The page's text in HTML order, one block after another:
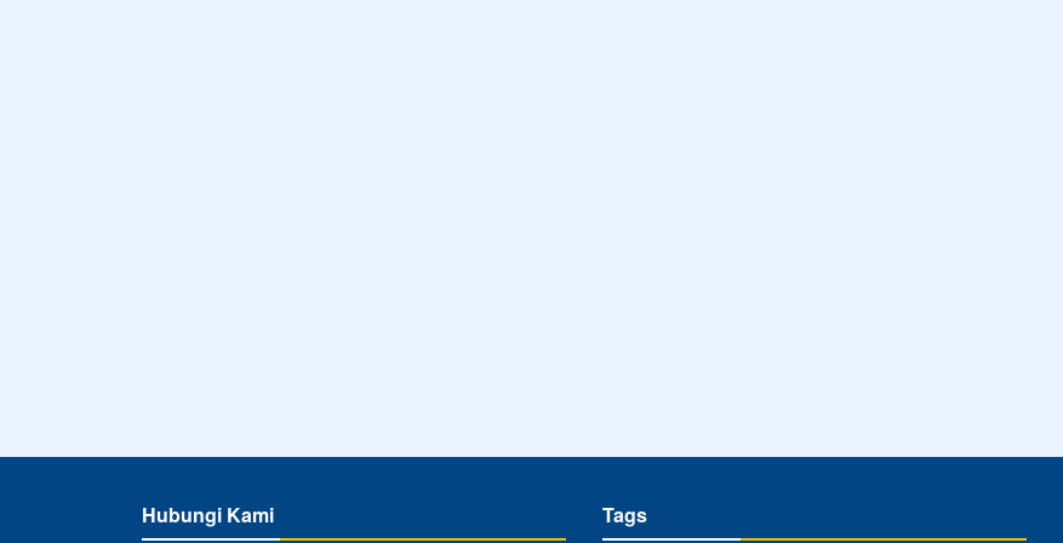
Hubungi Kami Tags